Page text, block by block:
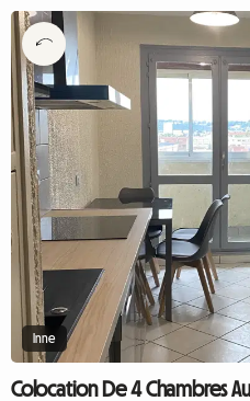
Inne
Colocation De 4 Chambres